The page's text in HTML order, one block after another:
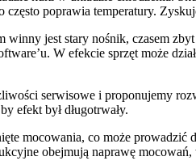
poprawia temperatury.
jest stary nośnik, czasem
W efekcie sprzęt może
serwisowe i proponujemy
efekt był długotrwały.
mocowania, co może prowadzić
obejmują naprawę